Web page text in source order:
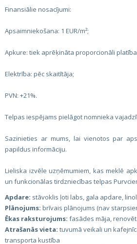
Finansiālie nosacījumi:
Apsaimniekošana: 1 EUR/m²;
Apkure: tiek aprēķināta proporcionāli
Elektrība: pēc skaitītāja;
PVN: +21%.
Telpas iespējams pielāgot nomnieka
Sazinieties ar mums, lai vienotos par
papildus informāciju.
Lieliska izvēle uzņēmumiem, kas meklē
un funkcionālas tirdzniecības telpas
Apdare: stāvoklis ļoti labs, gala apdare,
Plānojums: brīvais plānojums (nav
Ēkas raksturojums: fasādes māja,
Atrašanās vieta: tuvumā veikali un
transporta kustība